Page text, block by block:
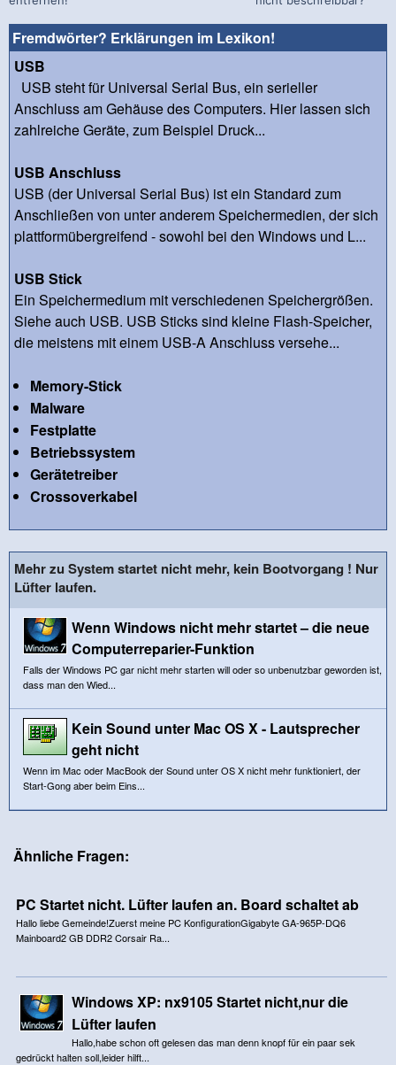
Fremdwörter? Erklärungen im Lexikon!
USB
USB steht für Universal Serial Bus, ein serieller
Anschluss am Gehäuse des Computers. Hier lassen sich
zahlreiche Geräte, zum Beispiel Druck...
USB Anschluss
USB (der Universal Serial Bus) ist ein Standard zum
Anschließen von unter anderem Speichermedien, der sich
plattformübergreifend - sowohl bei den Windows und L...
USB Stick
Ein Speichermedium mit verschiedenen Speichergrößen.
Siehe auch USB. USB Sticks sind kleine Flash-Speicher,
die meistens mit einem USB-A Anschluss versehe...
Memory-Stick
Malware
Festplatte
Betriebssystem
Gerätetreiber
Crossoverkabel
Mehr zu System startet nicht mehr, kein Bootvorgang ! Nur
Lüfter laufen.
Wenn Windows nicht mehr startet – die neue
Computerreparier-Funktion
Falls der Windows PC gar nicht mehr starten will oder so unbenutzbar geworden ist,
dass man den Wied...
Kein Sound unter Mac OS X - Lautsprecher
geht nicht
Wenn im Mac oder MacBook der Sound unter OS X nicht mehr funktioniert, der
Start-Gong aber beim Eins...
Ähnliche Fragen:
PC Startet nicht. Lüfter laufen an. Board schaltet ab
Hallo liebe Gemeinde!Zuerst meine PC KonfigurationGigabyte GA-965P-DQ6
Mainboard2 GB DDR2 Corsair Ra...
Windows XP: nx9105 Startet nicht,nur die
Lüfter laufen
Hallo,habe schon oft gelesen das man denn knopf für ein paar sek
gedrückt halten soll,leider hilft...